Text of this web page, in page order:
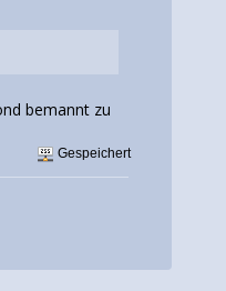
bemannt zu
Gespeichert